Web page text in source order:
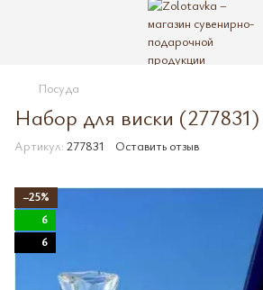
Посуда
Набор для виски
Артикул: 277831 Оставить отзыв
−25%
6
6